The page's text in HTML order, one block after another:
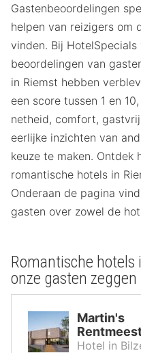
Gastenbeoordelingen
helpen van reizigers om
vinden. Bij
beoordelingen van
in Riemst hebben
een score tussen 1 en
netheid, comfort,
eerlijke inzichten van
keuze te maken. Ontdek
romantische hotels in
Onderaan de pagina
gasten over zowel de
Romantische
onze gasten zeggen
Martin's
Hotel in